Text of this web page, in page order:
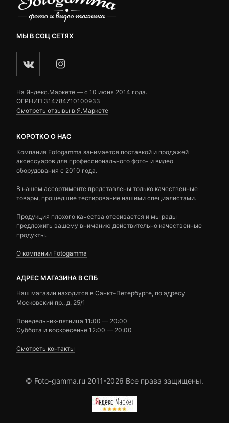
МЫ В СОЦ СЕТЯХ
На Яндекс.Маркете — c 10 июня 2014 года.
ОГРНИП 314784710100933
Смотреть отзывы в Я.Маркете
КОРОТКО О НАС
Компания Fotogamma занимается поставкой и продажей
аксессуаров для профессионального фото- и видео
оборудования с 2010 года.
В нашем ассортименте представлены только качественные
товары, прошедшие тестирование нашими специалистами.
Продукция плохого качества отсеивается и мы рады
предложить вашему вниманию действительно качественные
продукты.
О компании Fotogamma
АДРЕС МАГАЗИНА В СПБ
Наш магазин находится в Санкт-Петербурге, по адресу
Московский пр., д. 25/1
Понедельник-пятница 11:00 — 20:00
Суббота и воскресенье 12:00 — 20:00
Смотреть контакты
© Foto-gamma.ru 2011-2026 Все права защищены.